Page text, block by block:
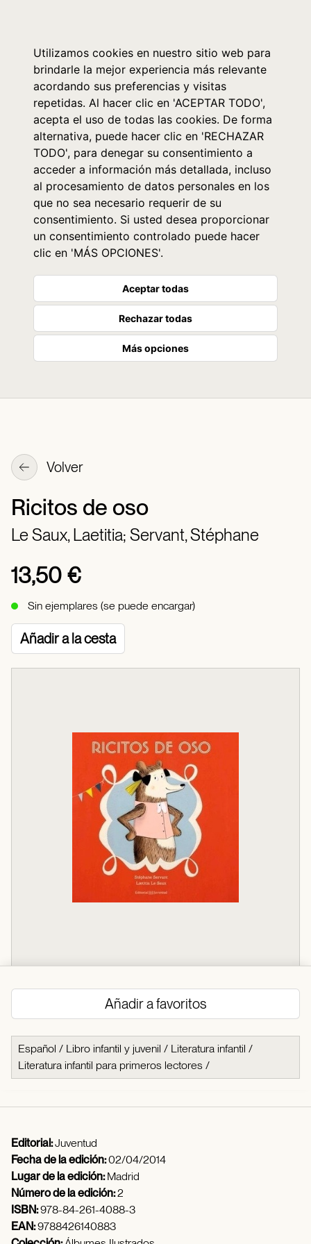
Utilizamos cookies en nuestro sitio web para
brindarle la mejor experiencia más relevante
acordando sus preferencias y visitas
repetidas. Al hacer clic en 'ACEPTAR TODO',
acepta el uso de todas las cookies. De forma
alternativa, puede hacer clic en 'RECHAZAR
TODO', para denegar su consentimiento a
acceder a información más detallada, incluso
al procesamiento de datos personales en los
que no sea necesario requerir de su
consentimiento. Si usted desea proporcionar
un consentimiento controlado puede hacer
clic en 'MÁS OPCIONES'.
Aceptar todas
Rechazar todas
Más opciones
Volver
Ricitos de oso
Le Saux, Laetitia; Servant, Stéphane
13,50 €
Sin ejemplares (se puede encargar)
Añadir a la cesta
Añadir a favoritos
Español / Libro infantil y juvenil / Literatura infantil /
Literatura infantil para primeros lectores /
Editorial:Juventud
Fecha de la edición:02/04/2014
Lugar de la edición:Madrid
Número de la edición:2
ISBN:978-84-261-4088-3
EAN:9788426140883